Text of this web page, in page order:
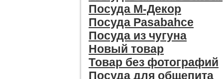
Посуда М-Декор
Посуда Pasabahce
Посуда из чугуна
Новый товар
Товар без фотографий
Посуда для общепита